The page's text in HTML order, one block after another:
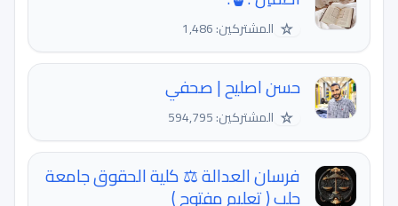
☆ المشتركين: 1,486
حسن اصليح | صحفي
☆ المشتركين: 594,795
فرسان العدالة ⚖️ كلية الحقوق جامعة
حلب ( تعليم مفتوح )